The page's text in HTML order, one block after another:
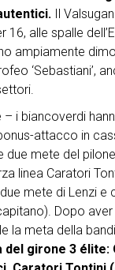
Il
alle spalle
ampiamente
‘Sebastiani’,
i biancoverdi
attacco in
mete del
linea Caratori
mete di Lenzi e
Dopo
la meta della
girone 3 élite: